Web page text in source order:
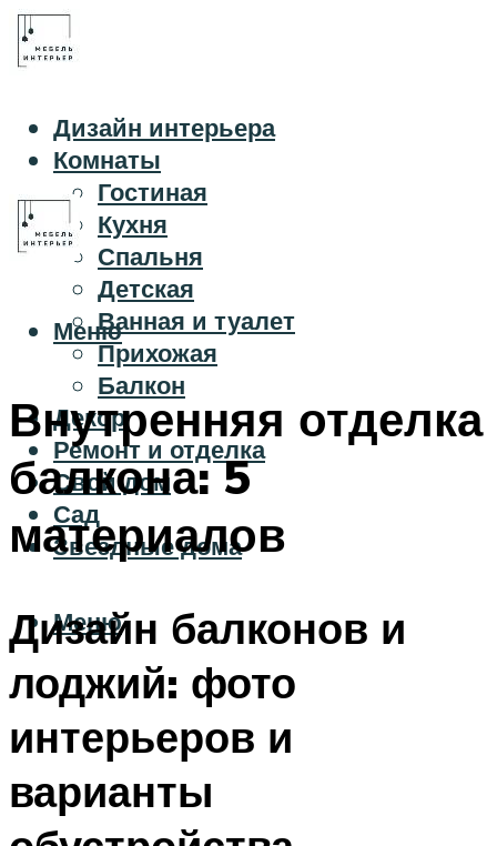
Дизайн интерьера
Комнаты
Гостиная
Кухня
Спальня
Детская
Ванная и туалет
Прихожая
Балкон
Декор
Ремонт и отделка
Свой дом
Сад
Звездные дома
Меню
Меню
Внутренняя отделка
балкона: 5
материалов
Дизайн балконов и
лоджий: фото
интерьеров и
варианты